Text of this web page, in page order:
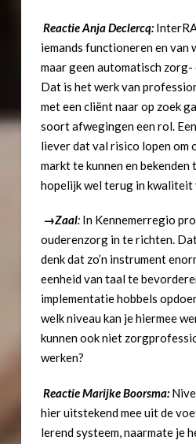
Reactie Anja Declercq:
iemands functioneren en van
maar geen automatisch
Dat is het werk van
met een cliënt naar op zoek
soort afwegingen een rol.
liever dat val risico lopen om
markt te kunnen en
hopelijk wel terug in kwaliteit
→Zaal: In Kennemerregio
ouderenzorg in te richten.
denk dat zo’n instrument
eenheid van taal te
implementatie hobbels
welk niveau kan je hiermee
kunnen ook niet
werken?
Reactie Marijke Boorsma:
hier uitstekend mee uit de
lerend systeem, naarmate je